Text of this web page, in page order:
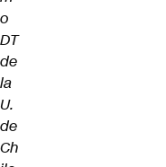
o
DT
de
la
U.
de
Ch